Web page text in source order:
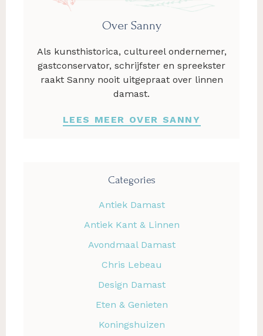
Over Sanny
Als kunsthistorica, cultureel ondernemer,
gastconservator, schrijfster en spreekster
raakt Sanny nooit uitgepraat over linnen
damast.
LEES MEER OVER SANNY
Categories
Antiek Damast
Antiek Kant & Linnen
Avondmaal Damast
Chris Lebeau
Design Damast
Eten & Genieten
Koningshuizen